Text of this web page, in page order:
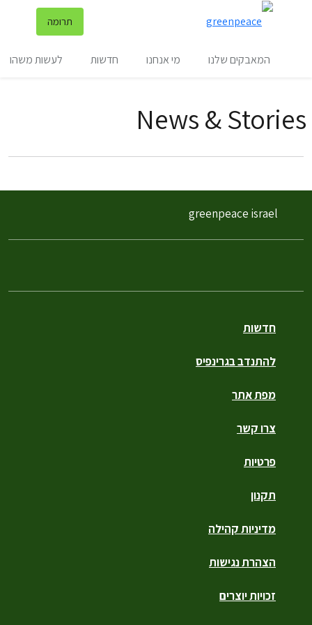
תרומה
המאבקים שלנו מי אנחנו חדשות לעשות משהו
News & Stories
filter posts
filtered results
חדשות
להתנדב בגרינפיס
מפת אתר
צרו קשר
פרטיות
תקנון
מדיניות קהילה
הצהרת נגישות
זכויות יוצרים